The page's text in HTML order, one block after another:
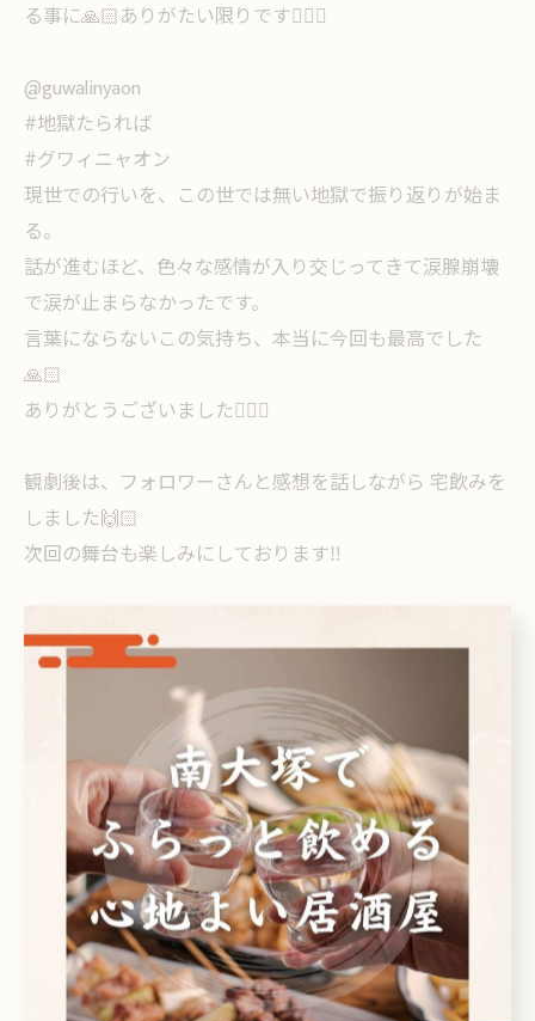
る事に🙏🏻ありがたい限りです🙇🏻‍♀️
@guwalinyaon
#地獄たられば
#グワィニャオン
現世での行いを、この世では無い地獄で振り返りが始ま
る。
話が進むほど、色々な感情が入り交じってきて涙腺崩壊
で涙が止まらなかったです。
言葉にならないこの気持ち、本当に今回も最高でした
🙏🏻
ありがとうございました🙇🏻‍♀️
観劇後は、フォロワーさんと感想を話しながら 宅飲みを
しました🙌🏻
次回の舞台も楽しみにしております‼️
#大塚 #萬劇場
< 前のページ 一覧に戻る 次のページ >
カテゴリー Categories
全てのカテゴリー